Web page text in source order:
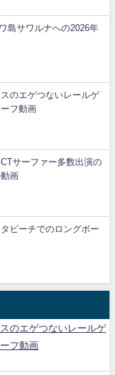
島サワルナへの2026年
のエゲつないレールゲ
フ動画
サーファー多数出演の
画
ビーチでのロングボー
のエゲつないレールゲ
フ動画